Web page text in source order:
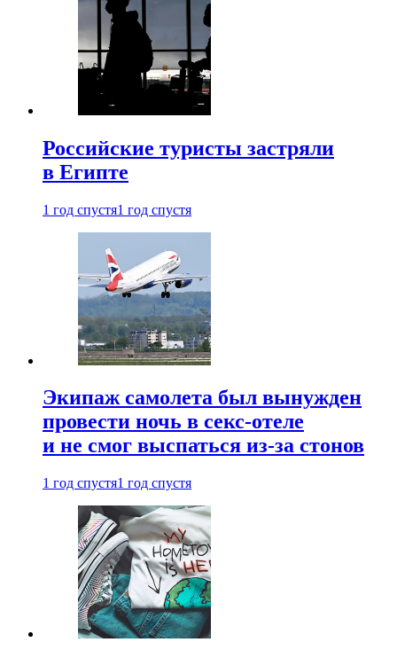
Российские туристы застряли
в Египте
1 год спустя1 год спустя
Экипаж самолета был вынужден
провести ночь в секс-отеле
и не смог выспаться из-за стонов
1 год спустя1 год спустя